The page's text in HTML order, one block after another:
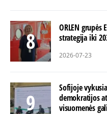
ORLEN
strategija iki
2026-07-23
Sofijoje
demokratijos
visuomenės